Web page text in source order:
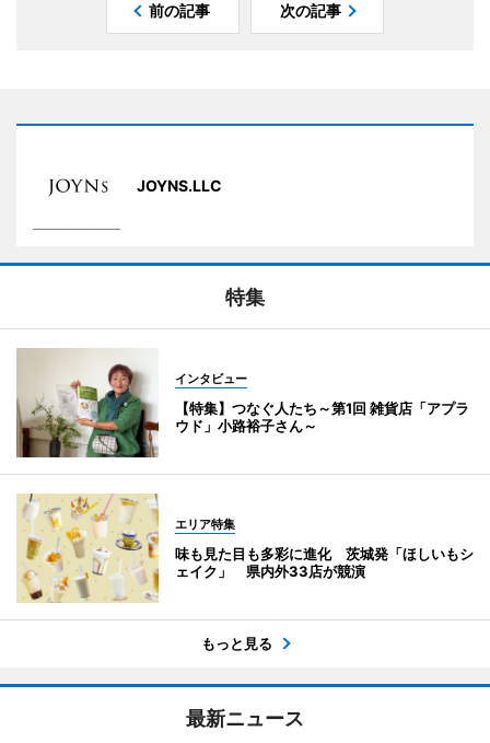
前の記事 次の記事
JOYNS.LLC
特集
インタビュー
【特集】つなぐ人たち～第1回 雑貨店「アプラ
ウド」小路裕子さん～
エリア特集
味も見た目も多彩に進化 茨城発「ほしいもシ
ェイク」 県内外33店が競演
もっと見る
最新ニュース